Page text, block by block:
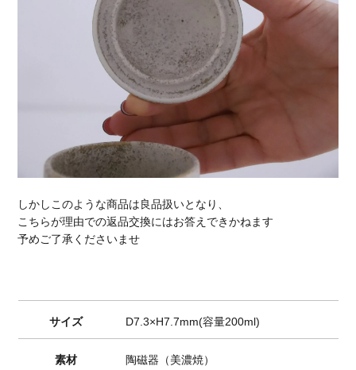
しかしこのような商品は良品扱いとなり、
こちらが理由での返品交換にはお答えできかねます
予めご了承くださいませ
サイズ D7.3×H7.7mm(容量200ml)
素材 陶磁器（美濃焼）